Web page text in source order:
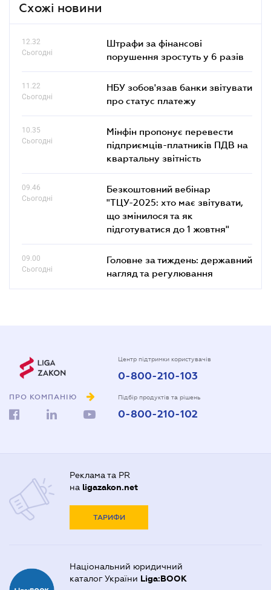
Схожі новини
12.32
Сьогодні
Штрафи за фінансові
порушення зростуть у 6 разів
11.22
Сьогодні
НБУ зобов'язав банки звітувати
про статус платежу
10.35
Сьогодні
Мінфін пропонує перевести
підприємців-платників ПДВ на
квартальну звітність
09.46
Сьогодні
Безкоштовний вебінар
"ТЦУ-2025: хто має звітувати,
що змінилося та як
підготуватися до 1 жовтня"
09.00
Сьогодні
Головне за тиждень: державний
нагляд та регулювання
ПРО КОМПАНІЮ
Центр підтримки користувачів
0-800-210-103
Підбір продуктів та рішень
0-800-210-102
Реклама та PR
на ligazakon.net
ТАРИФИ
Національний юридичний
каталог України Liga:BOOK